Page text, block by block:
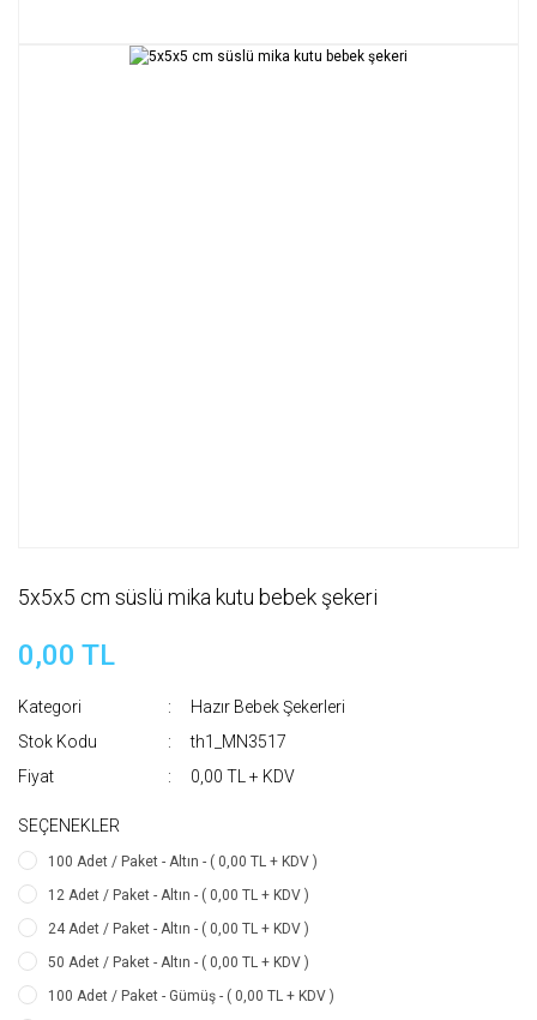
5x5x5 cm süslü mika kutu bebek şekeri
0,00 TL
Kategori
Hazır Bebek Şekerleri
Stok Kodu
th1_MN3517
Fiyat
0,00 TL + KDV
SEÇENEKLER
100 Adet / Paket - Altın - ( 0,00 TL + KDV )
12 Adet / Paket - Altın - ( 0,00 TL + KDV )
24 Adet / Paket - Altın - ( 0,00 TL + KDV )
50 Adet / Paket - Altın - ( 0,00 TL + KDV )
100 Adet / Paket - Gümüş - ( 0,00 TL + KDV )